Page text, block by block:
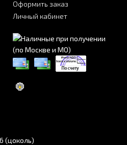
Оформить заказ
Личный кабинет
(цоколь)